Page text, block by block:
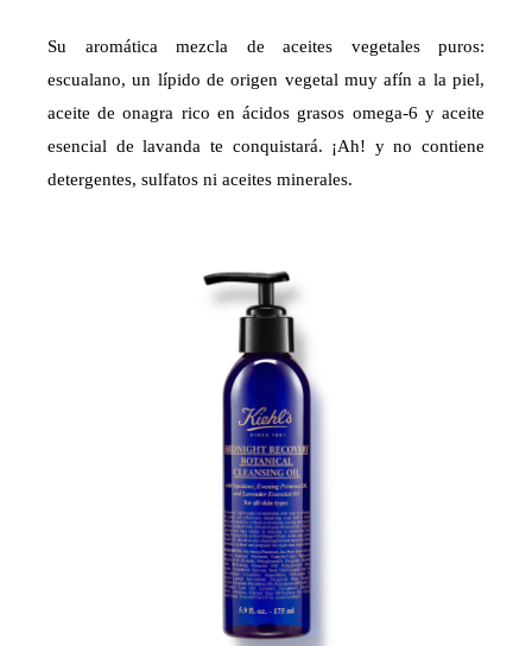
Su aromática mezcla de aceites vegetales puros:
escualano, un lípido de origen vegetal muy afín a la piel,
aceite de onagra rico en ácidos grasos omega-6 y aceite
esencial de lavanda te conquistará. ¡Ah! y no contiene
detergentes, sulfatos ni aceites minerales.